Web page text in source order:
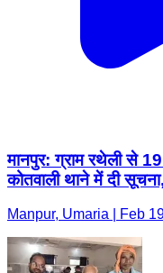
मानपुर: ग्राम रथेली से 19
कोतवाली थाने में दी
Manpur, Umaria | Feb